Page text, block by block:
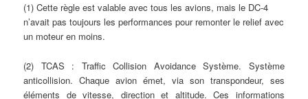
(1) Cette règle est valable avec tous les avions, mais le DC-4
n’avait pas toujours les performances pour remonter le relief avec
un moteur en moins.
(2) TCAS : Traffic Collision Avoidance Système. Système
anticollision. Chaque avion émet, via son transpondeur, ses
éléments de vitesse, direction et altitude. Ces informations